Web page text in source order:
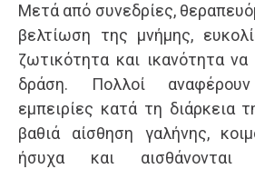
Μετά από συνεδρίες,
βελτίωση της μνήμης,
ζωτικότητα και ικανότητα
δράση. Πολλοί
εμπειρίες κατά τη διάρκεια
βαθιά αίσθηση γαλήνης,
ήσυχα και αισθάνονται